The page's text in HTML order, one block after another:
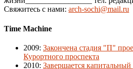
Свяжитесь с нами: arch-sochi@mail.ru
Time Machine
2009: Закончена стадия "П"
Курортного проспекта
2010: Завершается